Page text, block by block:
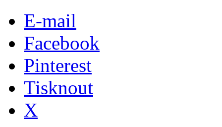
E-mail
Facebook
Pinterest
Tisknout
X